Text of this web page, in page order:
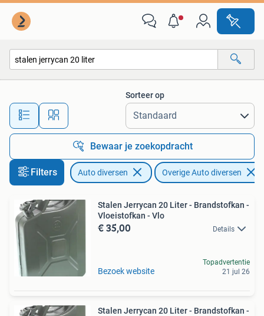
Alle afstanden…
Sorteer op
Bewaar je zoekopdracht
Filters Auto diversen Overige Auto diversen
Stalen Jerrycan 20 Liter - Brandstofkan -
Vloeistofkan - Vlo
€ 35,00 Details
Bezoek website
Topadvertentie
21 jul 26
Stalen Jerrycan 20 Liter - Brandstofkan -